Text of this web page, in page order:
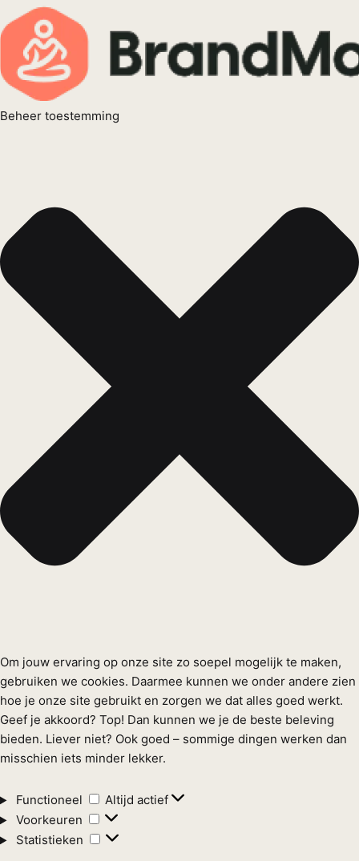
Beheer toestemming
Om jouw ervaring op onze site zo soepel mogelijk te maken,
gebruiken we cookies. Daarmee kunnen we onder andere zien
hoe je onze site gebruikt en zorgen we dat alles goed werkt.
Geef je akkoord? Top! Dan kunnen we je de beste beleving
bieden. Liever niet? Ook goed – sommige dingen werken dan
misschien iets minder lekker.
Functioneel Functioneel
Altijd actief
Voorkeuren
Voorkeuren
Statistieken
Statistieken